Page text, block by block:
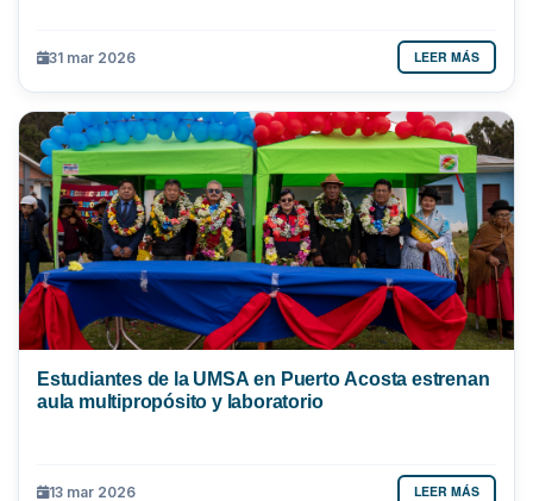
31 mar 2026 LEER MÁS
Estudiantes de la UMSA en Puerto Acosta estrenan
aula multipropósito y laboratorio
13 mar 2026 LEER MÁS